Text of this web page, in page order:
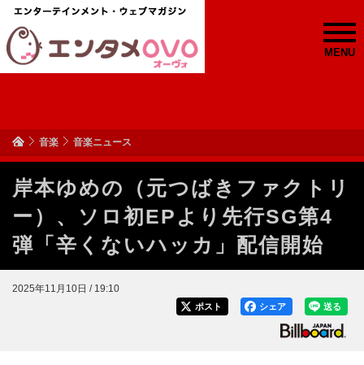
MENU
音楽 音楽ニュース
岸本ゆめの（元つばきファクトリ
ー）、ソロ初EPより先行SG第4
弾「辛くないハッカ」配信開始
2025年11月10日 / 19:10
送る
シェア
ポスト